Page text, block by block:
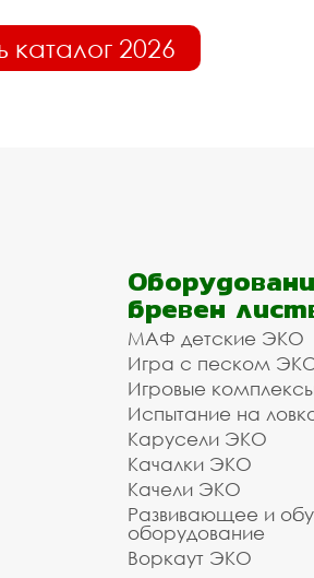
каталог 2026
бревен
МАФ детские ЭКО
Игра с песком
Игровые
Испытание на
Карусели ЭКО
Качалки ЭКО
Качели ЭКО
Развивающее и
оборудование
Воркаут ЭКО